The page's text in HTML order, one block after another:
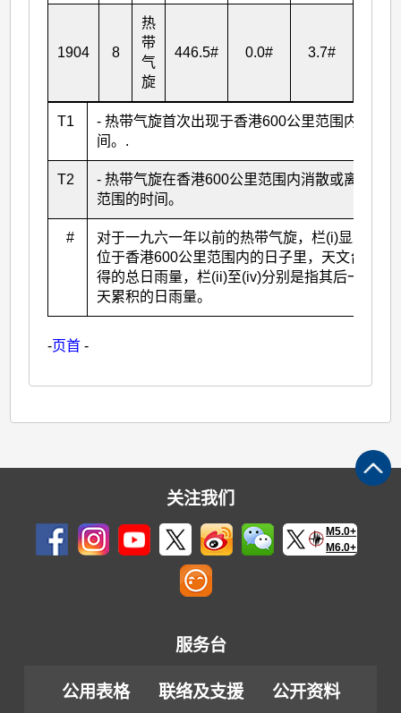
1904 8
热
带
气
旋
446.5# 0.0# 3.7#
T1
- 热带气旋首次出现于香港600公里范围内的时
间。.
T2
- 热带气旋在香港600公里范围内消散或离开该
范围的时间。
#
对于一九六一年以前的热带气旋，栏(i)显示当它
位于香港600公里范围内的日子里，天文台所录
得的总日雨量，栏(ii)至(iv)分别是指其后一至三
天累积的日雨量。
-页首 -
关注我们
M5.0+
M6.0+
服务台
公用表格 联络及支援
公开资料